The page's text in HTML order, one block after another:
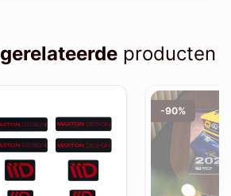
gerelateerdeproducten
-90%